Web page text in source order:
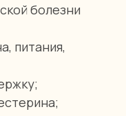
болезни
питания,